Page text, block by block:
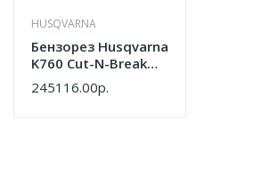
HUSQVARNA
Бензорез Husqvarna
K760 Cut-N-Break
9671957-01
245116.00р.